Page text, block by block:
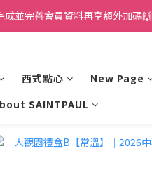
並完善會員資料再享額外加碼🙌
西式點心 New Page
SAINTPAUL